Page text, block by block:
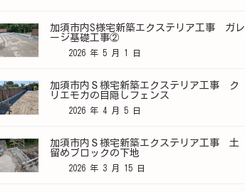
加須市内S様宅新築エクステリア工事 ガレ
ージ基礎工事②
2026 年 5 月 1 日
加須市内Ｓ様宅新築エクステリア工事 ク
リエモカの目隠しフェンス
2026 年 4 月 5 日
加須市内Ｓ様宅新築エクステリア工事 土
留めブロックの下地
2026 年 3 月 15 日